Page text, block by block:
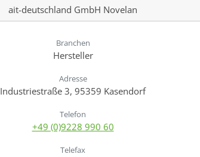
ait-deutschland GmbH Novelan
Branchen
Hersteller
Adresse
Industriestraße 3, 95359 Kasendorf
Telefon
+49 (0)9228 990 60
Telefax